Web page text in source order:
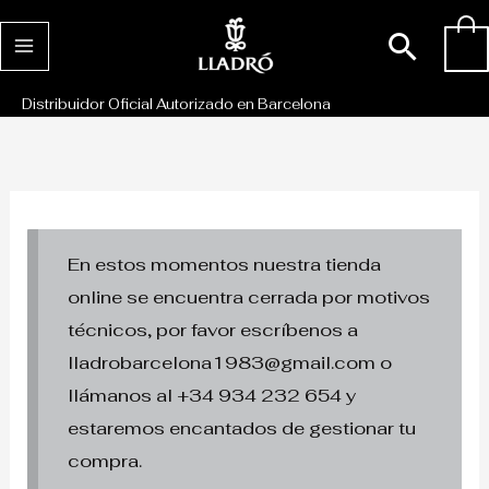
al
Distribuidor Oficial Autorizado en Barcelona
En estos momentos nuestra tienda
online se encuentra cerrada por motivos
técnicos, por favor escríbenos a
lladrobarcelona1983@gmail.com o
llámanos al +34 934 232 654 y
estaremos encantados de gestionar tu
compra.